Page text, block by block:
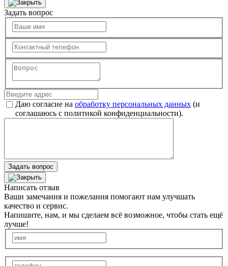
Задать вопрос
Даю согласие на обработку персональных данных(и
соглашаюсь с политикой конфиденциальности).
Задать вопрос
Написать отзыв
Ваши замечания и пожелания помогают нам улучшать
качество и сервис.
Напишите, нам, и мы сделаем всё возможное, чтобы стать ещё
лучше!